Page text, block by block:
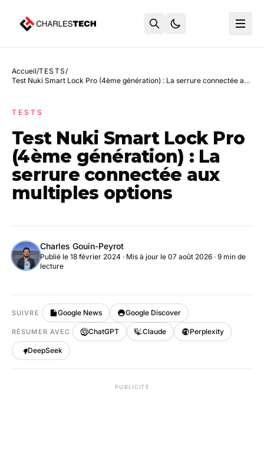
Accueil/TESTS/
Test Nuki Smart Lock Pro (4ème génération) : La serrure connectée aux multiples options
TESTS
Test Nuki Smart Lock Pro
(4ème génération) : La
serrure connectée aux
multiples options
Charles Gouin-Peyrot
Publié le 18 février 2024 · Mis à jour le 07 août 2026 · 9 min de
lecture
SUIVRE Google News Google Discover
RÉSUMER AVEC ChatGPT Claude Perplexity
DeepSeek
PUBLICITÉ